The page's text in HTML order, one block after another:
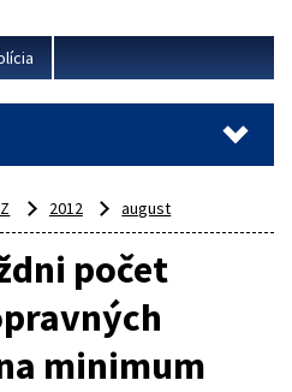
2012 august
počet
minimum